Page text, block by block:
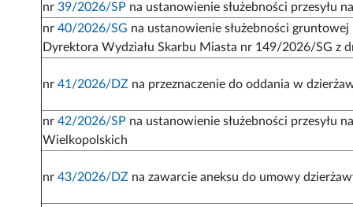
nr39/2026/SP na ustanowienie służebności przesyłu
nr40/2026/SG na ustanowienie służebności
Dyrektora Wydziału Skarbu Miasta nr 149/2026/SG z
nr41/2026/DZ na przeznaczenie do oddania w
nr42/2026/SP na ustanowienie służebności przesyłu
Wielkopolskich
nr43/2026/DZ na zawarcie aneksu do umowy